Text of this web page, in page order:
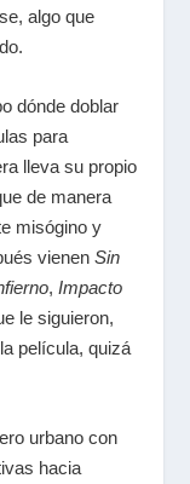
algo que
dónde doblar
para
lleva su propio
de manera
misógino y
vienenSin
,Impacto
le siguieron,
película, quizá
urbano con
hacia